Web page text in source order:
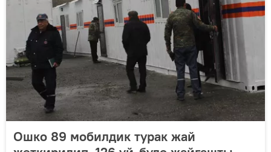
Ошко 89 мобилдик турак жай